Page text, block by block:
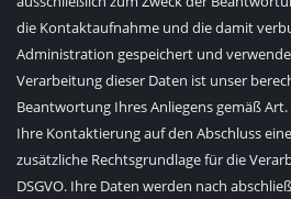
die Kontaktaufnahme und die damit
Administration gespeichert und
Verarbeitung dieser Daten ist unser
Beantwortung Ihres Anliegens gemäß Art.
Ihre Kontaktierung auf den Abschluss
zusätzliche Rechtsgrundlage für die
DSGVO. Ihre Daten werden nach